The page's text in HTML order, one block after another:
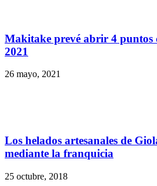
Makitake prevé abrir 4 puntos
2021
26 mayo, 2021
Los helados artesanales de
mediante la franquicia
25 octubre, 2018